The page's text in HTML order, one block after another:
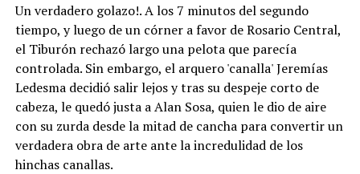
Un verdadero golazo!. A los 7 minutos del segundo
tiempo, y luego de un córner a favor de Rosario Central,
el Tiburón rechazó largo una pelota que parecía
controlada. Sin embargo, el arquero 'canalla' Jeremías
Ledesma decidió salir lejos y tras su despeje corto de
cabeza, le quedó justa a Alan Sosa, quien le dio de aire
con su zurda desde la mitad de cancha para convertir un
verdadera obra de arte ante la incredulidad de los
hinchas canallas.